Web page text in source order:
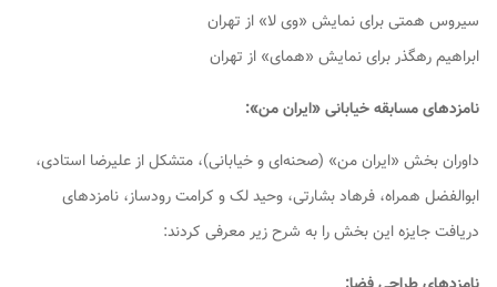
سیروس همتی برای نمایش «وی لا» از تهران
ابراهیم رهگذر برای نمایش «همای» از تهران
نامزدهای مسابقه خیابانی «ایران من»:
داوران بخش «ایران من» (صحنه‌ای و خیابانی)، متشکل از علیرضا استادی،
ابوالفضل همراه، فرهاد بشارتی، وحید لک و کرامت رودساز، نامزدهای
دریافت جایزه این بخش را به شرح زیر معرفی کردند: